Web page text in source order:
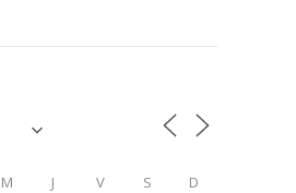
M J V S D